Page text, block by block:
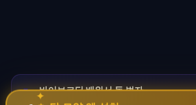
🚀바이브코딩 배워서 돈 벌자
코딩 몰라도 AI로 자동화 수익 시스템 구축 · 무료
✦